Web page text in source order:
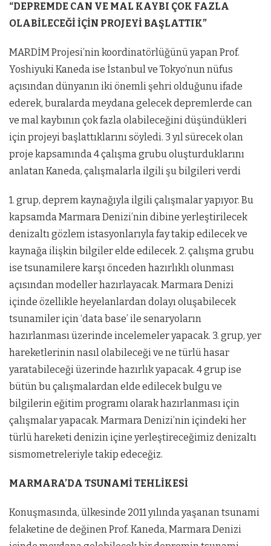
“DEPREMDE CAN VE MAL KAYBI ÇOK FAZLA
OLABİLECEĞİ İÇİN PROJEYİ BAŞLATTIK”
MARDİM Projesi’nin koordinatörlüğünü yapan Prof.
Yoshiyuki Kaneda ise İstanbul ve Tokyo’nun nüfus
açısından dünyanın iki önemli şehri olduğunu ifade
ederek, buralarda meydana gelecek depremlerde can
ve mal kaybının çok fazla olabileceğini düşündükleri
için projeyi başlattıklarını söyledi. 3 yıl sürecek olan
proje kapsamında 4 çalışma grubu oluşturduklarını
anlatan Kaneda, çalışmalarla ilgili şu bilgileri verdi
1. grup, deprem kaynağıyla ilgili çalışmalar yapıyor. Bu
kapsamda Marmara Denizi’nin dibine yerleştirilecek
denizaltı gözlem istasyonlarıyla fay takip edilecek ve
kaynağa ilişkin bilgiler elde edilecek. 2. çalışma grubu
ise tsunamilere karşı önceden hazırlıklı olunması
açısından modeller hazırlayacak. Marmara Denizi
içinde özellikle heyelanlardan dolayı oluşabilecek
tsunamiler için ‘data base’ ile senaryoların
hazırlanması üzerinde incelemeler yapacak. 3. grup, yer
hareketlerinin nasıl olabileceği ve ne türlü hasar
yaratabileceği üzerinde hazırlık yapacak. 4 grup ise
bütün bu çalışmalardan elde edilecek bulgu ve
bilgilerin eğitim programı olarak hazırlanması için
çalışmalar yapacak. Marmara Denizi’nin içindeki her
türlü hareketi denizin içine yerleştireceğimiz denizaltı
sismometreleriyle takip edeceğiz.
MARMARA’DA TSUNAMİ TEHLİKESİ
Konuşmasında, ülkesinde 2011 yılında yaşanan tsunami
felaketine de değinen Prof. Kaneda, Marmara Denizi